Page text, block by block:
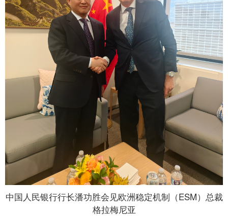
中国人民银行行长潘功胜会见欧洲稳定机制（ESM）总裁
格拉梅尼亚